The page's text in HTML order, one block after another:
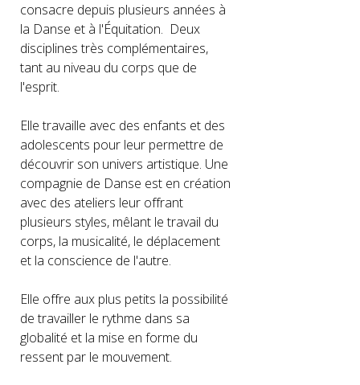
consacre depuis plusieurs années à
la Danse et à l'Équitation. Deux
disciplines très complémentaires,
tant au niveau du corps que de
l'esprit.
Elle travaille avec des enfants et des
adolescents pour leur permettre de
découvrir son univers artistique. Une
compagnie de Danse est en création
avec des ateliers leur offrant
plusieurs styles, mêlant le travail du
corps, la musicalité, le déplacement
et la conscience de l'autre.
Elle offre aux plus petits la possibilité
de travailler le rythme dans sa
globalité et la mise en forme du
ressent par le mouvement.